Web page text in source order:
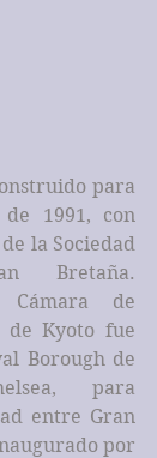
para
1991, con
la Sociedad
Bretaña.
de
de Kyoto fue
Borough de
para
entre Gran
por